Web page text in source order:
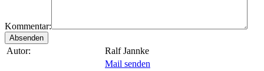
Kommentar:
Autor:
Ralf Jannke
Mail senden